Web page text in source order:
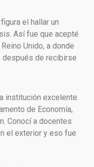
el hallar un
Así fue que acepté
Unido, a donde
después de recibirse
institución excelente.
de Economía,
Conocí a docentes
el exterior y eso fue